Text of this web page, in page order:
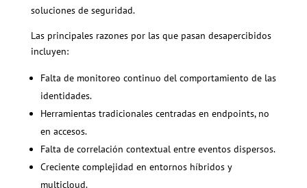
soluciones de seguridad.
Las principales razones por las que pasan desapercibidos
incluyen:
Falta de monitoreo continuo del comportamiento de las
identidades.
Herramientas tradicionales centradas en endpoints, no
en accesos.
Falta de correlación contextual entre eventos dispersos.
Creciente complejidad en entornos híbridos y
multicloud.